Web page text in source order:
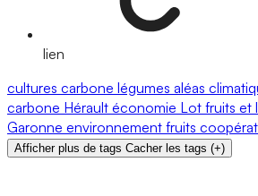
lien
cultures carbone légumes aléas
carbone Hérault économie Lot fruits et
Garonne environnement fruits
Afficher plus de tags Cacher les tags (+)